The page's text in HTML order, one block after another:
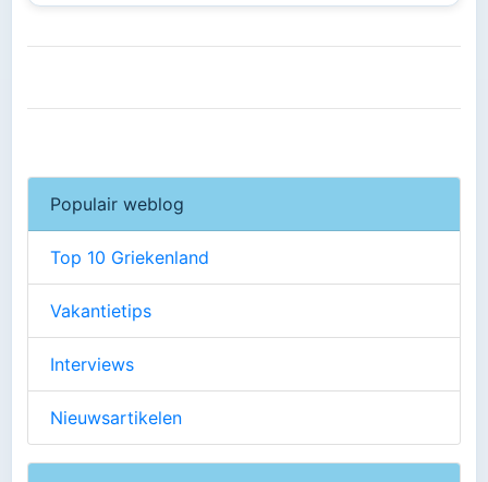
Populair weblog
Top 10 Griekenland
Vakantietips
Interviews
Nieuwsartikelen